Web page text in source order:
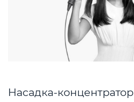
Насадка-концентратор